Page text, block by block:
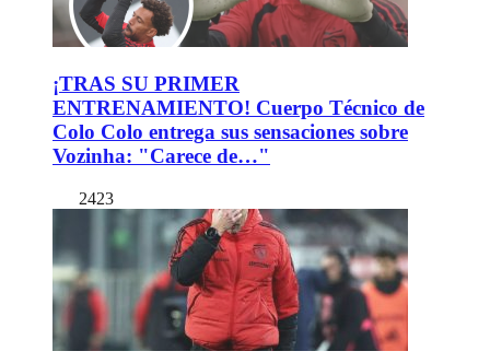
¡TRAS SU PRIMER
ENTRENAMIENTO! Cuerpo Técnico de
Colo Colo entrega sus sensaciones sobre
Vozinha: "Carece de…"
2423